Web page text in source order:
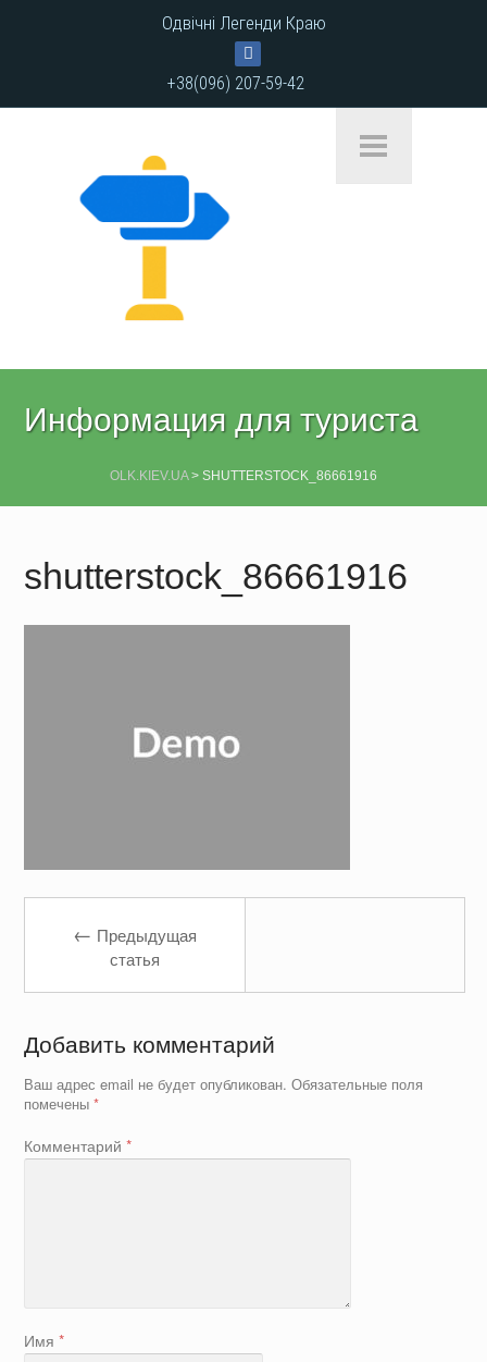
Одвічні Легенди Краю
+38(096) 207-59-42
Информация для туриста
OLK.KIEV.UA> SHUTTERSTOCK_86661916
shutterstock_86661916
← Предыдущая
статья
Добавить комментарий
Ваш адрес email не будет опубликован. Обязательные поля
помечены*
Комментарий*
Имя*